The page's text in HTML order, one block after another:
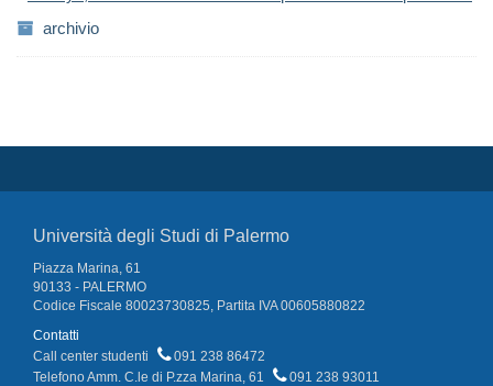
archivio
Università degli Studi di Palermo
Piazza Marina, 61
90133 - PALERMO
Codice Fiscale 80023730825, Partita IVA 00605880822
Contatti
Call center studenti
091 238 86472
Telefono Amm. C.le di P.zza Marina, 61
091 238 93011